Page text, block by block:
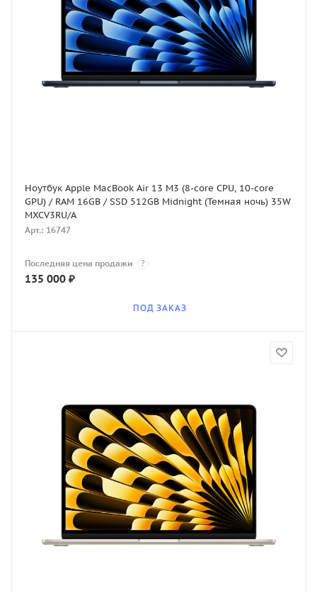
Ноутбук Apple MacBook Air 13 M3 (8-core CPU, 10-core
GPU) / RAM 16GB / SSD 512GB Midnight (Темная ночь) 35W
MXCV3RU/A
Арт.: 16747
Последняя цена продажи ?
135 000 ₽
ПОД ЗАКАЗ